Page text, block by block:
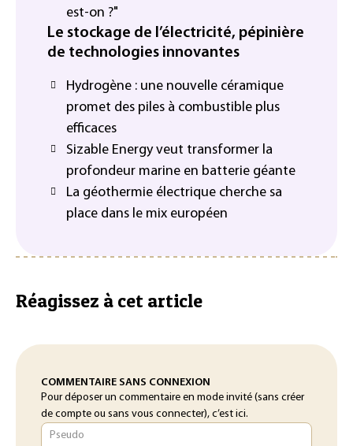
est-on ?"
Le stockage de l’électricité, pépinière
de technologies innovantes
Hydrogène : une nouvelle céramique
promet des piles à combustible plus
efficaces
Sizable Energy veut transformer la
profondeur marine en batterie géante
La géothermie électrique cherche sa
place dans le mix européen
Réagissez à cet article
COMMENTAIRE SANS CONNEXION
Pour déposer un commentaire en mode invité (sans créer
de compte ou sans vous connecter), c’est ici.
Pseudo